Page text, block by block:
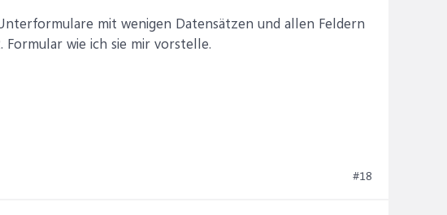
mit wenigen Datensätzen und allen Feldern
wie ich sie mir vorstelle.
#18